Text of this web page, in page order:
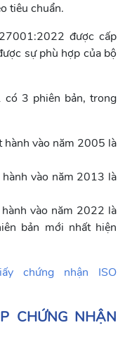
tiêu chuẩn.
được cấp
sự phù hợp của bộ
có 3 phiên bản, trong
hành vào năm 2005 là
vào năm 2013 là
vào năm 2022 là
bản mới nhất hiện
chứng nhận ISO
CHỨNG NHẬN